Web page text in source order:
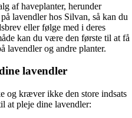
af haveplanter, herunder
lavendler hos Silvan, så kan du
eller følge med i deres
kan du være den første til at få
lavendler og andre planter.
lavendler
og kræver ikke den store indsats
at pleje dine lavendler: